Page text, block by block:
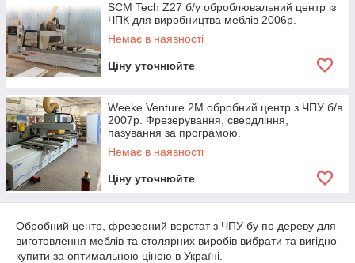
SCM Tech Z27 б/у оброблювальний центр із
ЧПК для виробництва меблів 2006р.
Немає в наявності
Ціну уточнюйте
Weeke Venture 2M обробний центр з ЧПУ б/в
2007р. Фрезерування, свердління,
пазування за програмою.
Немає в наявності
Ціну уточнюйте
Обробний центр, фрезерний верстат з ЧПУ бу по дереву для
виготовлення меблів та столярних виробів вибрати та вигідно
купити за оптимальною ціною в Україні.